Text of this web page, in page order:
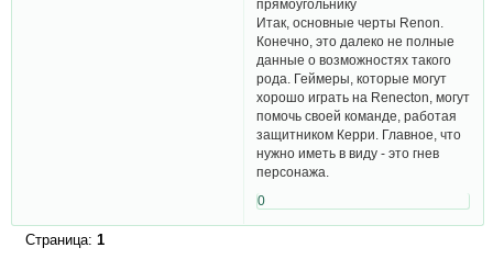
прямоугольнику
Итак, основные черты Renon.
Конечно, это далеко не полные
данные о возможностях такого
рода. Геймеры, которые могут
хорошо играть на Renecton, могут
помочь своей команде, работая
защитником Керри. Главное, что
нужно иметь в виду - это гнев
персонажа.
0
Страница: 1